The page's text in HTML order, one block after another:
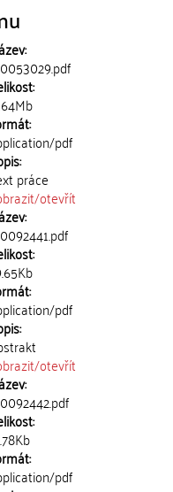
pdf
práce
otevřít
pdf
otevřít
pdf